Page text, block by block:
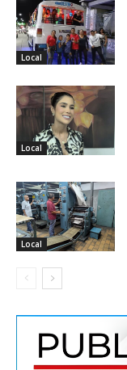
Local
Local
Local